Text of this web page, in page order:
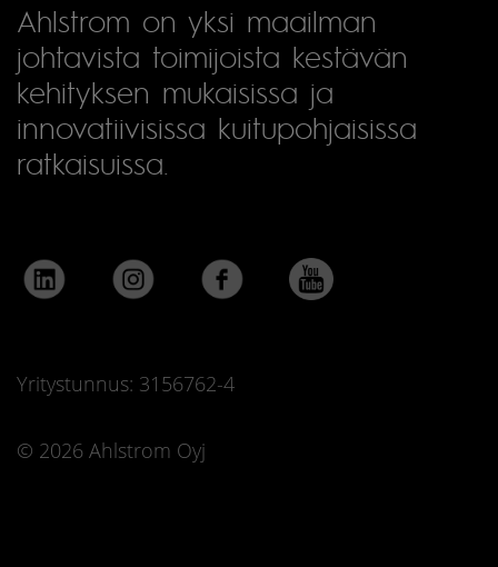
Ahlstrom on yksi maailman
johtavista toimijoista kestävän
kehityksen mukaisissa ja
innovatiivisissa kuitupohjaisissa
ratkaisuissa.
Yritystunnus: 3156762-4
© 2026 Ahlstrom Oyj